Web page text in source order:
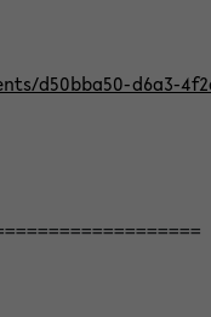
d50bba50-d6a3-